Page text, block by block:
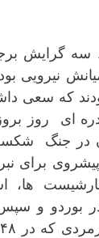
در ۴ سپتامبر
که سعی
ای روز
در جنگ
برای
بوردو و